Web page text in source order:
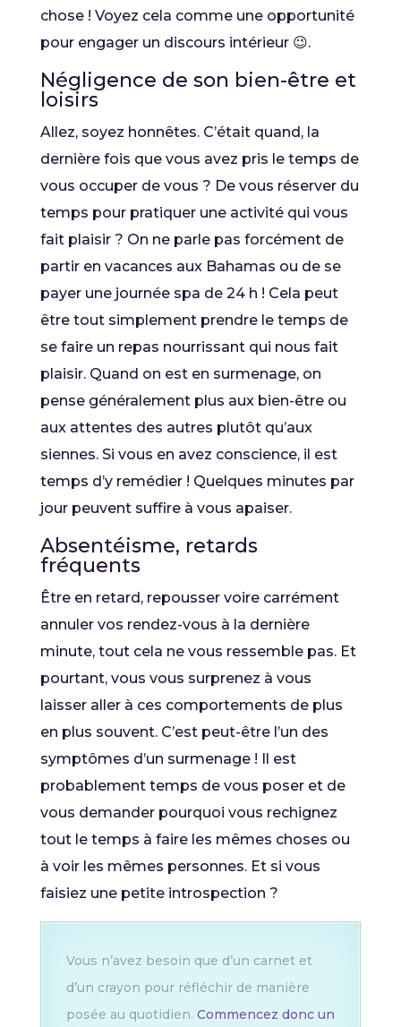
chose ! Voyez cela comme une opportunité
pour engager un discours intérieur 😉.
Négligence de son bien-être et
loisirs
Allez, soyez honnêtes. C’était quand, la
dernière fois que vous avez pris le temps de
vous occuper de vous ? De vous réserver du
temps pour pratiquer une activité qui vous
fait plaisir ? On ne parle pas forcément de
partir en vacances aux Bahamas ou de se
payer une journée spa de 24 h ! Cela peut
être tout simplement prendre le temps de
se faire un repas nourrissant qui nous fait
plaisir. Quand on est en surmenage, on
pense généralement plus aux bien-être ou
aux attentes des autres plutôt qu’aux
siennes. Si vous en avez conscience, il est
temps d’y remédier ! Quelques minutes par
jour peuvent suffire à vous apaiser.
Absentéisme, retards
fréquents
Être en retard, repousser voire carrément
annuler vos rendez-vous à la dernière
minute, tout cela ne vous ressemble pas. Et
pourtant, vous vous surprenez à vous
laisser aller à ces comportements de plus
en plus souvent. C’est peut-être l’un des
symptômes d’un surmenage ! Il est
probablement temps de vous poser et de
vous demander pourquoi vous rechignez
tout le temps à faire les mêmes choses ou
à voir les mêmes personnes. Et si vous
faisiez une petite introspection ?
Vous n’avez besoin que d’un carnet et
d’un crayon pour réfléchir de manière
posée au quotidien. Commencez donc un